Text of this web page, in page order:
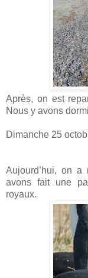
Après, on est
Nous y avons
Dimanche 25
Aujourd’hui, on
avons fait une
royaux.